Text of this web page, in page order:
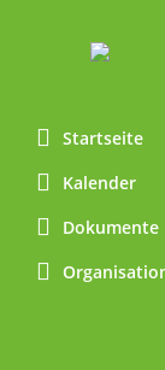
Startseite
Kalender
Dokumente